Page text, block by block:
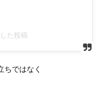
た投稿
ちではなく